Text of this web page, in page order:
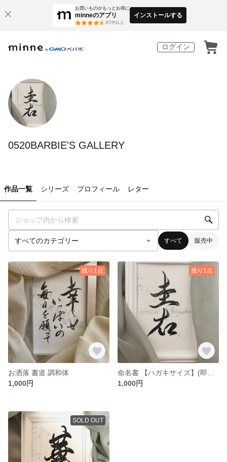
お買いものがもっとお得に
minneのアプリ
3万件以上
インストールする
ログイン
0520BARBIE'S GALLERY
作品一覧 シリーズ プロフィール レター
すべて 販売中
残り1点
お洒落 書道 調和体
1,000円
残り1点
1,000円
SOLD OUT